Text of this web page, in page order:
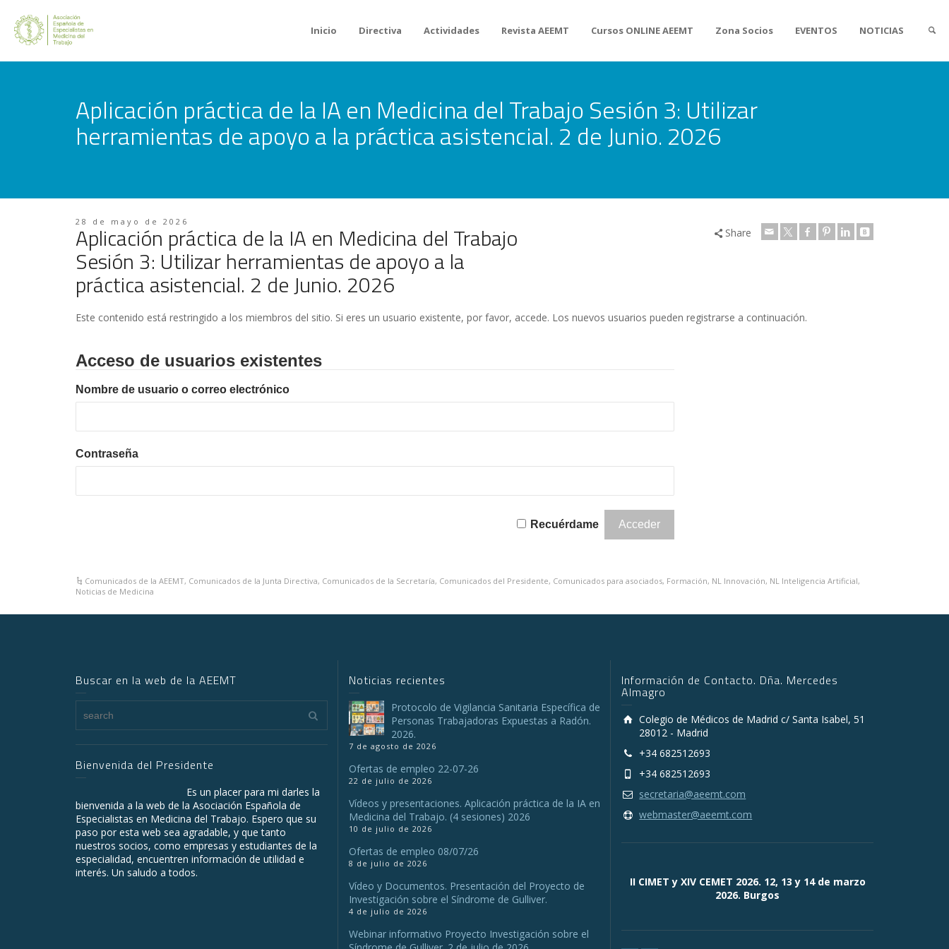
Inicio Directiva Actividades Revista AEEMT Cursos ONLINE AEEMT Zona Socios EVENTOS NOTICIAS
Aplicación práctica de la IA en Medicina del Trabajo Sesión 3: Utilizar
herramientas de apoyo a la práctica asistencial. 2 de Junio. 2026
28 de mayo de 2026
Aplicación práctica de la IA en Medicina del Trabajo
Sesión 3: Utilizar herramientas de apoyo a la
práctica asistencial. 2 de Junio. 2026
Share
Este contenido está restringido a los miembros del sitio. Si eres un usuario existente, por favor, accede. Los nuevos usuarios pueden registrarse a continuación.
Acceso de usuarios existentes
Nombre de usuario o correo electrónico
Contraseña
Recuérdame
Comunicados de la AEEMT, Comunicados de la Junta Directiva, Comunicados de la Secretaría, Comunicados del Presidente, Comunicados para asociados, Formación, NL Innovación, NL Inteligencia Artificial,
Noticias de Medicina
Buscar en la web de la AEEMT
Bienvenida del Presidente
Es un placer para mi darles la
bienvenida a la web de la Asociación Española de
Especialistas en Medicina del Trabajo. Espero que su
paso por esta web sea agradable, y que tanto
nuestros socios, como empresas y estudiantes de la
especialidad, encuentren información de utilidad e
interés. Un saludo a todos.
Noticias recientes
Protocolo de Vigilancia Sanitaria Específica de
Personas Trabajadoras Expuestas a Radón.
2026.
7 de agosto de 2026
Ofertas de empleo 22-07-26
22 de julio de 2026
Vídeos y presentaciones. Aplicación práctica de la IA en
Medicina del Trabajo. (4 sesiones) 2026
10 de julio de 2026
Ofertas de empleo 08/07/26
8 de julio de 2026
Vídeo y Documentos. Presentación del Proyecto de
Investigación sobre el Síndrome de Gulliver.
4 de julio de 2026
Webinar informativo Proyecto Investigación sobre el
Información de Contacto. Dña. Mercedes
Almagro
Colegio de Médicos de Madrid c/ Santa Isabel, 51
28012 - Madrid
+34 682512693
+34 682512693
secretaria@aeemt.com
webmaster@aeemt.com
II CIMET y XIV CEMET 2026. 12, 13 y 14 de marzo
2026. Burgos